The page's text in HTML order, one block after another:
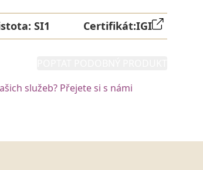
SI1 Certifikát:IGI
služeb? Přejete si s námi